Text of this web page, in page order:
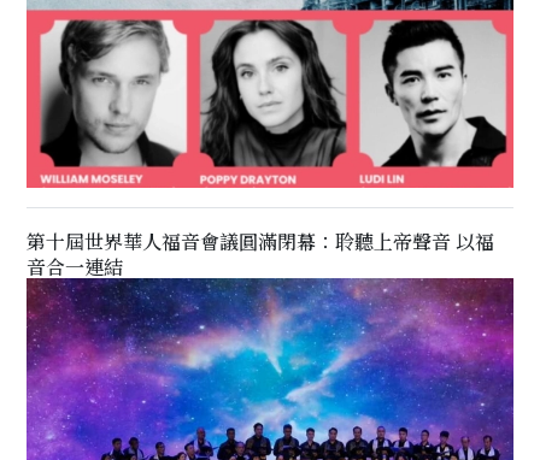
第十屆世界華人福音會議圓滿閉幕：聆聽上帝聲音 以福
音合一連結